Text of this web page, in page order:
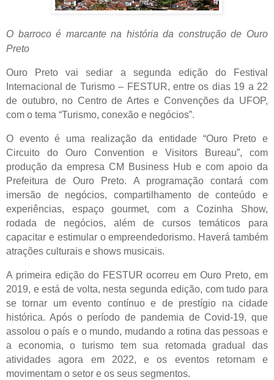
O barroco é marcante na história da construção de Ouro
Preto
Ouro Preto vai sediar a segunda edição do Festival
Internacional de Turismo – FESTUR, entre os dias 19 a 22
de outubro, no Centro de Artes e Convenções da UFOP,
com o tema “Turismo, conexão e negócios”.
O evento é uma realização da entidade “Ouro Preto e
Circuito do Ouro Convention e Visitors Bureau”, com
produção da empresa CM Business Hub e com apoio da
Prefeitura de Ouro Preto. A programação contará com
imersão de negócios, compartilhamento de conteúdo e
experiências, espaço gourmet, com a Cozinha Show,
rodada de negócios, além de cursos temáticos para
capacitar e estimular o empreendedorismo. Haverá também
atrações culturais e shows musicais.
A primeira edição do FESTUR ocorreu em Ouro Preto, em
2019, e está de volta, nesta segunda edição, com tudo para
se tornar um evento contínuo e de prestígio na cidade
histórica. Após o período de pandemia de Covid-19, que
assolou o país e o mundo, mudando a rotina das pessoas e
a economia, o turismo tem sua retomada gradual das
atividades agora em 2022, e os eventos retornam e
movimentam o setor e os seus segmentos.